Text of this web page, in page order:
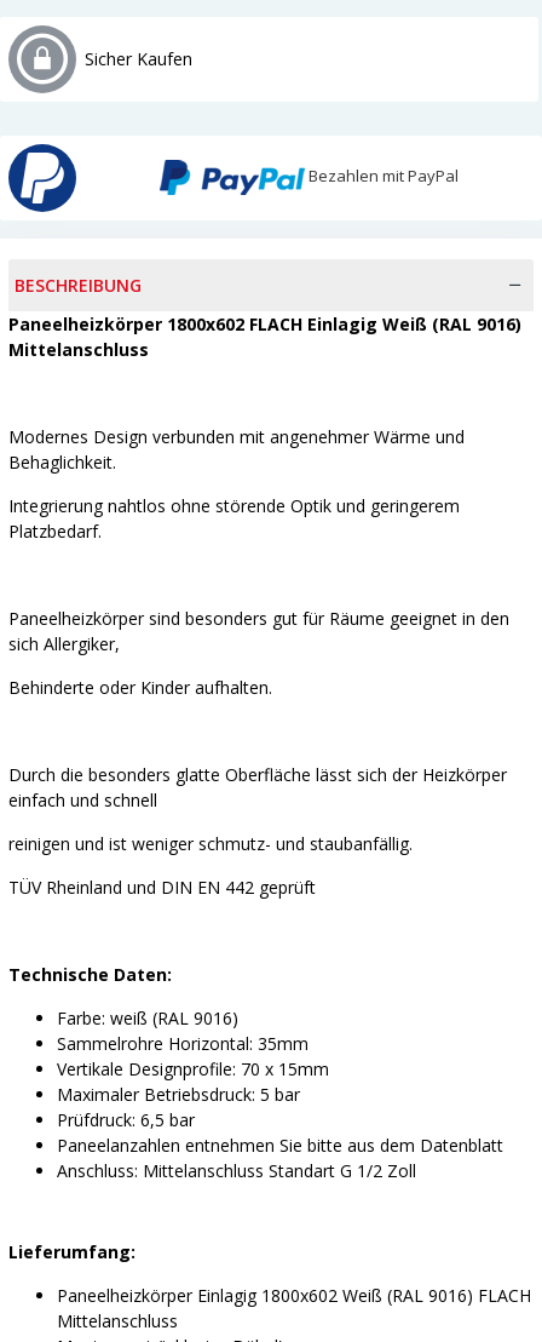
Sicher Kaufen
Bezahlen mit PayPal
BESCHREIBUNG
Paneelheizkörper 1800x602 FLACH Einlagig Weiß (RAL 9016)
Mittelanschluss
Modernes Design verbunden mit angenehmer Wärme und
Behaglichkeit.
Integrierung nahtlos ohne störende Optik und geringerem
Platzbedarf.
Paneelheizkörper sind besonders gut für Räume geeignet in den
sich Allergiker,
Behinderte oder Kinder aufhalten.
Durch die besonders glatte Oberfläche lässt sich der Heizkörper
einfach und schnell
reinigen und ist weniger schmutz- und staubanfällig.
TÜV Rheinland und DIN EN 442 geprüft
Technische Daten:
Farbe: weiß (RAL 9016)
Sammelrohre Horizontal: 35mm
Vertikale Designprofile: 70 x 15mm
Maximaler Betriebsdruck: 5 bar
Prüfdruck: 6,5 bar
Paneelanzahlen entnehmen Sie bitte aus dem Datenblatt
Anschluss: Mittelanschluss Standart G 1/2 Zoll
Lieferumfang:
Paneelheizkörper Einlagig 1800x602 Weiß (RAL 9016) FLACH
Mittelanschluss